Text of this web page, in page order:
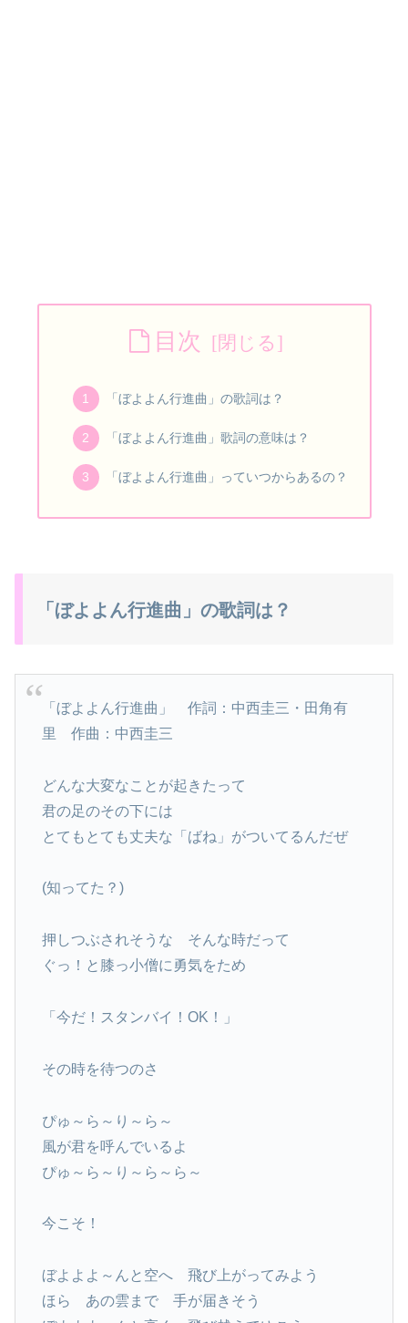
目次
「ぼよよん行進曲」の歌詞は？
「ぼよよん行進曲」歌詞の意味は？
「ぼよよん行進曲」っていつからあるの？
「ぼよよん行進曲」の歌詞は？
「ぼよよん行進曲」 作詞：中西圭三・田角有
里 作曲：中西圭三
どんな大変なことが起きたって
君の足のその下には
とてもとても丈夫な「ばね」がついてるんだぜ
(知ってた？)
押しつぶされそうな そんな時だって
ぐっ！と膝っ小僧に勇気をため
「今だ！スタンバイ！OK！」
その時を待つのさ
ぴゅ～ら～り～ら～
風が君を呼んでいるよ
ぴゅ～ら～り～ら～ら～
今こそ！
ぼよよよ～んと空へ 飛び上がってみよう
ほら あの雲まで 手が届きそう